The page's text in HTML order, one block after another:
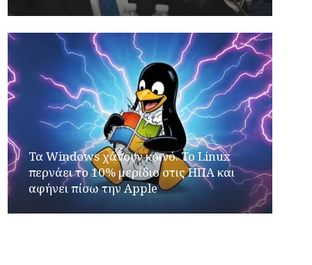
Τα Windows χάνουν κοινό. Το Linux
περνάει το 10% μερίδιο στις ΗΠΑ και
αφήνει πίσω την Apple